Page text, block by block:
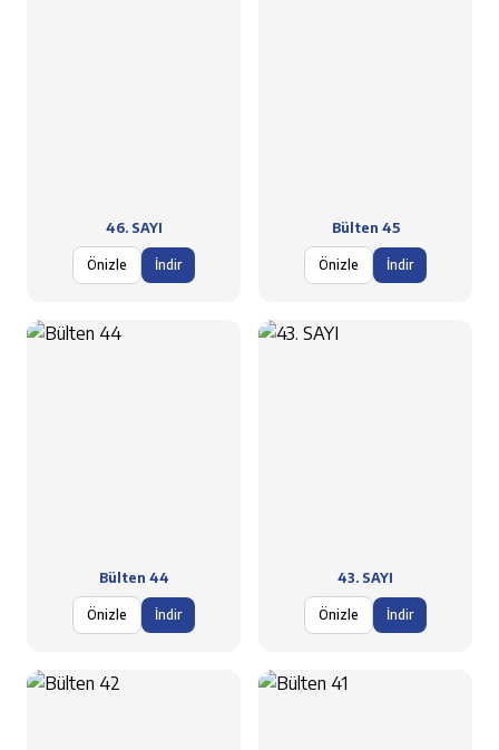
46. SAYI
Önizle İndir
Bülten 45
Önizle İndir
Bülten 44
Önizle İndir
43. SAYI
Önizle İndir